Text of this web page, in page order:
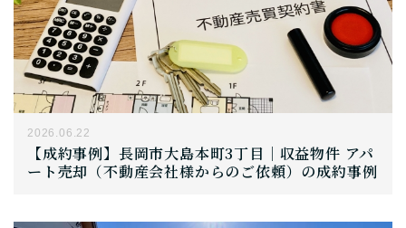
2026.06.22
【成約事例】長岡市大島本町3丁目｜収益物件 アパ
ート売却（不動産会社様からのご依頼）の成約事例